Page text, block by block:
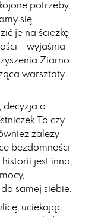
potrzeby,
się
je na ścieżkę
– wyjaśnia
Ziarno
warsztaty
decyzja o
To czy
zależy
bezdomności
jest inna,
samej siebie.
uciekając